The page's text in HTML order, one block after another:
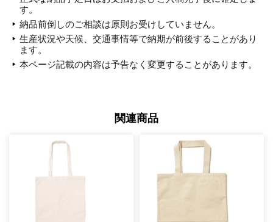
す。
納品前倒しのご相談は原則お受けしていません。
生産状況や天候、交通事情等で納期が前後することがあり
ます。
本ページ記載の内容は予告なく変更することがあります。
関連商品